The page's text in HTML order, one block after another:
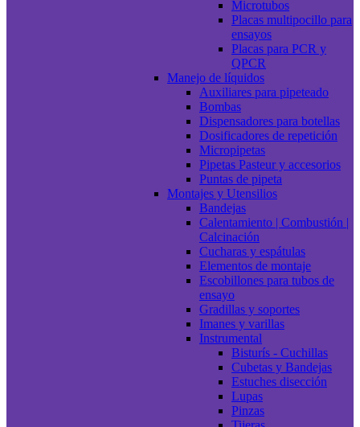
Microtubos
Placas multipocillo para
ensayos
Placas para PCR y
QPCR
Manejo de líquidos
Auxiliares para pipeteado
Bombas
Dispensadores para botellas
Dosificadores de repetición
Micropipetas
Pipetas Pasteur y accesorios
Puntas de pipeta
Montajes y Utensilios
Bandejas
Calentamiento | Combustión |
Calcinación
Cucharas y espátulas
Elementos de montaje
Escobillones para tubos de
ensayo
Gradillas y soportes
Imanes y varillas
Instrumental
Bisturís - Cuchillas
Cubetas y Bandejas
Estuches disección
Lupas
Pinzas